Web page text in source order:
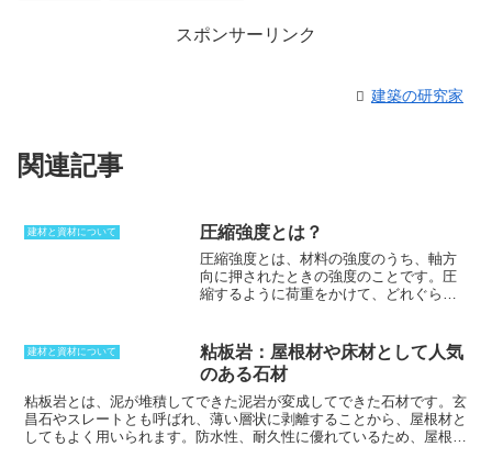
スポンサーリンク
建築の研究家
関連記事
建材と資材について 圧縮強度とは？
圧縮強度とは、材料の強度のうち、軸方
向に押されたときの強度のことです。圧
縮するように荷重をかけて、どれぐらい
片を試験機にかけることです。出た値を
断面積で割ることによって求められま
す。円柱状や角柱状の試験片を作って試
験をします。一般的に、引っ張り強度と
比較した場合、圧縮強度のほうが大きく
なることが多いです。部材の面積が大き
建材と資材について
粘板岩：屋根材や床材として人気
のある石材
粘板岩とは、泥が堆積してできた泥岩が変成してできた石材です。玄
昌石やスレートとも呼ばれ、薄い層状に剥離することから、屋根材と
してもよく用いられます。防水性、耐久性に優れているため、屋根や